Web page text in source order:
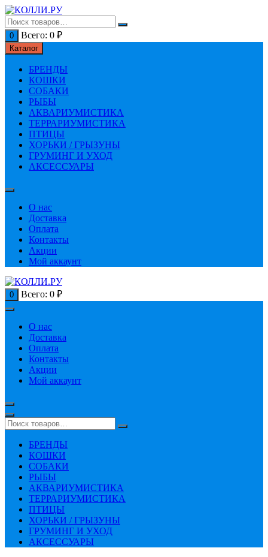
Перейти
к
содержимому
0 Всего: 0 ₽
Каталог
БРЕНДЫ
КОШКИ
СОБАКИ
РЫБЫ
АКВАРИУМИСТИКА
ТЕРРАРИУМИСТИКА
ПТИЦЫ
ХОРЬКИ / ГРЫЗУНЫ
ГРУМИНГ И УХОД
АКСЕССУАРЫ
О нас
Доставка
Оплата
Контакты
Акции
Мой аккаунт
0 Всего: 0 ₽
О нас
Доставка
Оплата
Контакты
Акции
Мой аккаунт
БРЕНДЫ
КОШКИ
СОБАКИ
РЫБЫ
АКВАРИУМИСТИКА
ТЕРРАРИУМИСТИКА
ПТИЦЫ
ХОРЬКИ / ГРЫЗУНЫ
ГРУМИНГ И УХОД
АКСЕССУАРЫ